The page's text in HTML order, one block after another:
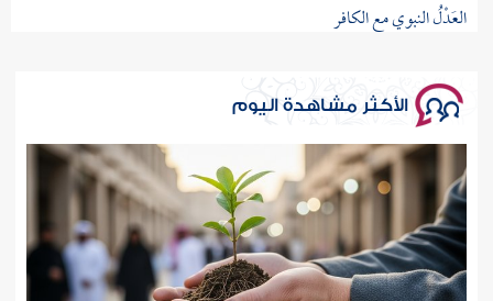
العَدْلُ النبوي مع الكافر
الأكثر مشاهدة اليوم